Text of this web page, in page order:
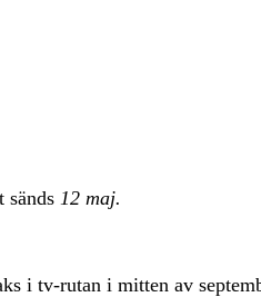
sänds 12 maj.
i tv-rutan i mitten av